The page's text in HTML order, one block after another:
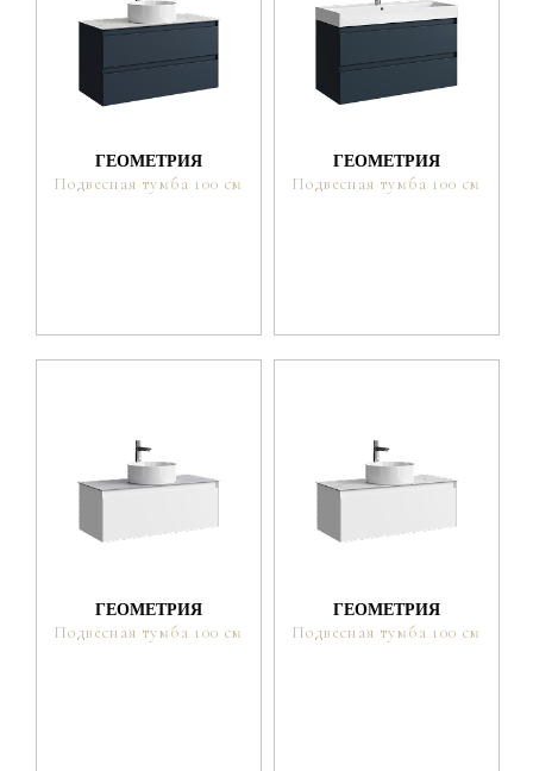
ГЕОМЕТРИЯ
Подвесная тумба 100 см
ГЕОМЕТРИЯ
Подвесная тумба 100 см
ГЕОМЕТРИЯ
Подвесная тумба 100 см
ГЕОМЕТРИЯ
Подвесная тумба 100 см